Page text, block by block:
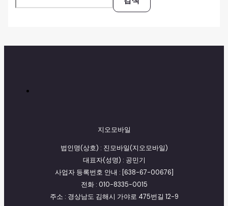
지오모바일
법인명(상호) : 진모바일(지오모바일)
대표자(성명) : 공민기
사업자 등록번호 안내 : [638-67-00676]
전화 : 010-8335-0015
주소 : 경상남도 김해시 가야로 475번길 12-9